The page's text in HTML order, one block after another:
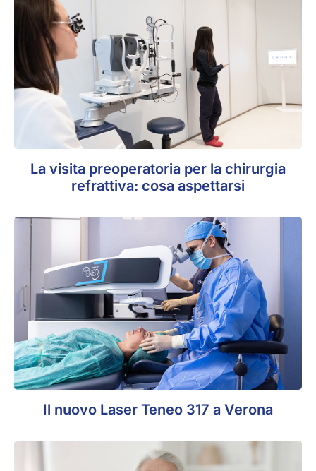
La visita preoperatoria per la chirurgia
refrattiva: cosa aspettarsi
Il nuovo Laser Teneo 317 a Verona